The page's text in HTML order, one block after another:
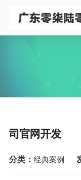
司官网开发
分类： 经典案例